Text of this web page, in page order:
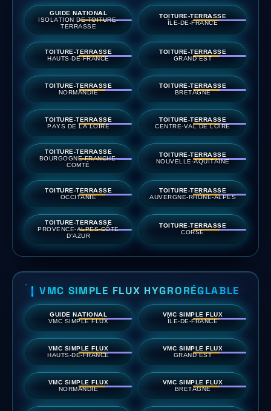
GUIDE NATIONAL
ISOLATION DE TOITURE-
TERRASSE
TOITURE-TERRASSE
ÎLE-DE-FRANCE
TOITURE-TERRASSE
HAUTS-DE-FRANCE
TOITURE-TERRASSE
GRAND EST
TOITURE-TERRASSE
NORMANDIE
TOITURE-TERRASSE
BRETAGNE
TOITURE-TERRASSE
PAYS DE LA LOIRE
TOITURE-TERRASSE
CENTRE-VAL DE LOIRE
TOITURE-TERRASSE
BOURGOGNE-FRANCHE-
COMTÉ
TOITURE-TERRASSE
NOUVELLE-AQUITAINE
TOITURE-TERRASSE
OCCITANIE
TOITURE-TERRASSE
AUVERGNE-RHÔNE-ALPES
TOITURE-TERRASSE
PROVENCE-ALPES-CÔTE
D'AZUR
TOITURE-TERRASSE
CORSE
VMC SIMPLE FLUX HYGRORÉGLABLE
GUIDE NATIONAL
VMC SIMPLE FLUX
VMC SIMPLE FLUX
ÎLE-DE-FRANCE
VMC SIMPLE FLUX
HAUTS-DE-FRANCE
VMC SIMPLE FLUX
GRAND EST
VMC SIMPLE FLUX
NORMANDIE
VMC SIMPLE FLUX
BRETAGNE